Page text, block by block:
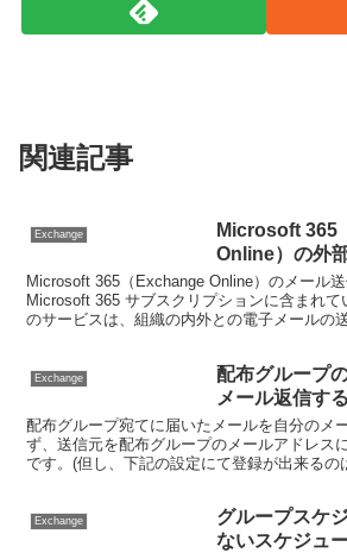
関連記事
Exchange
Microsoft 365
Online）の外
Microsoft 365（Exchange Online）のメール
Microsoft 365 サブスクリプションに含まれ
のサービスは、組織の内外との電子メールの
Exchange
配布グループ
メール返信する
配布グループ宛てに届いたメールを自分のメ
ず、送信元を配布グループのメールアドレス
です。(但し、下記の設定にて登録が出来るの
Exchange
グループスケ
ないスケジュ